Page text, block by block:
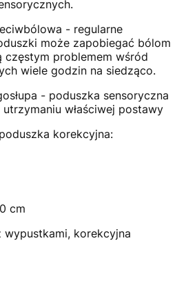
- regularne
może zapobiegać bólom
częstym problemem wśród
wiele godzin na siedząco.
- poduszka sensoryczna
właściwej postawy
korekcyjna:
cm
wypustkami, korekcyjna